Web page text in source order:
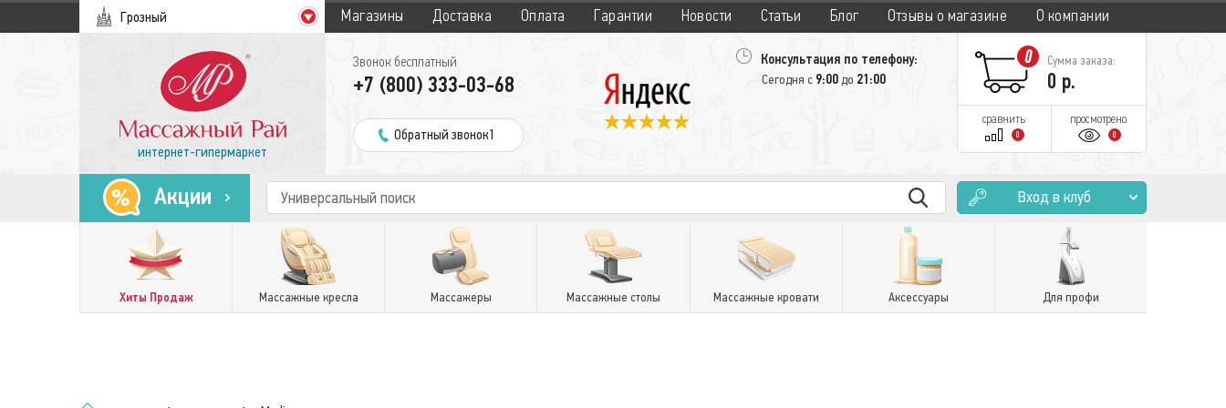
Грозный Магазины Доставка Оплата Гарантии Новости Статьи Блог Отзывы о магазине О компании
интернет-гипермаркет
Звонок бесплатный
+7 (800) 333-03-68
Обратный звонок1
Консультация по телефону:
Сегодня с 9:00до 21:00
0 Сумма заказа:
0 р.
сравнить
0
просмотрено
0
Акции Вход в клуб
Хиты Продаж Массажные кресла Массажеры Массажные столы Массажные кровати Аксессуары Для профи